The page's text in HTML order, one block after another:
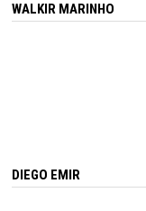
WALKIR MARINHO
DIEGO EMIR